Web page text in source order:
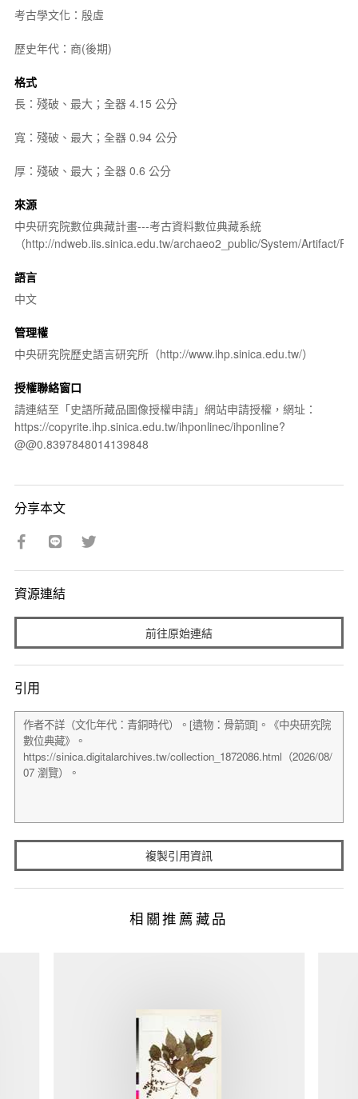
考古學文化：殷虛
歷史年代：商(後期)
格式
長：殘破、最大；全器 4.15 公分
寬：殘破、最大；全器 0.94 公分
厚：殘破、最大；全器 0.6 公分
來源
中央研究院數位典藏計畫---考古資料數位典藏系統
（http://ndweb.iis.sinica.edu.tw/archaeo2_public/System/Artifact/
語言
中文
管理權
中央研究院歷史語言研究所（http://www.ihp.sinica.edu.tw/）
授權聯絡窗口
請連結至「史語所藏品圖像授權申請」網站申請授權，網址：
https://copyrite.ihp.sinica.edu.tw/ihponlinec/ihponline?
@@0.8397848014139848
分享本文
資源連結
前往原始連結
引用
複製引用資訊
相關推薦藏品